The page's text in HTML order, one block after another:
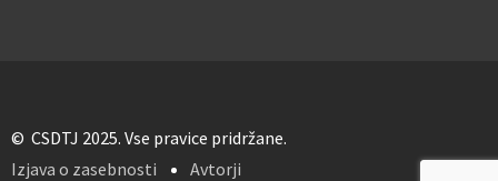
© CSDTJ 2025. Vse pravice pridržane.
Izjava o zasebnosti
Avtorji